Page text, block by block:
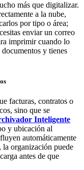
más que digitalizar.
a la nube,
por tipo o área;
enviar un correo
imprimir cuando lo
documentos y tienes
facturas, contratos o
sino que se
Inteligente
y ubicación al
automáticamente
la organización puede
antes de que